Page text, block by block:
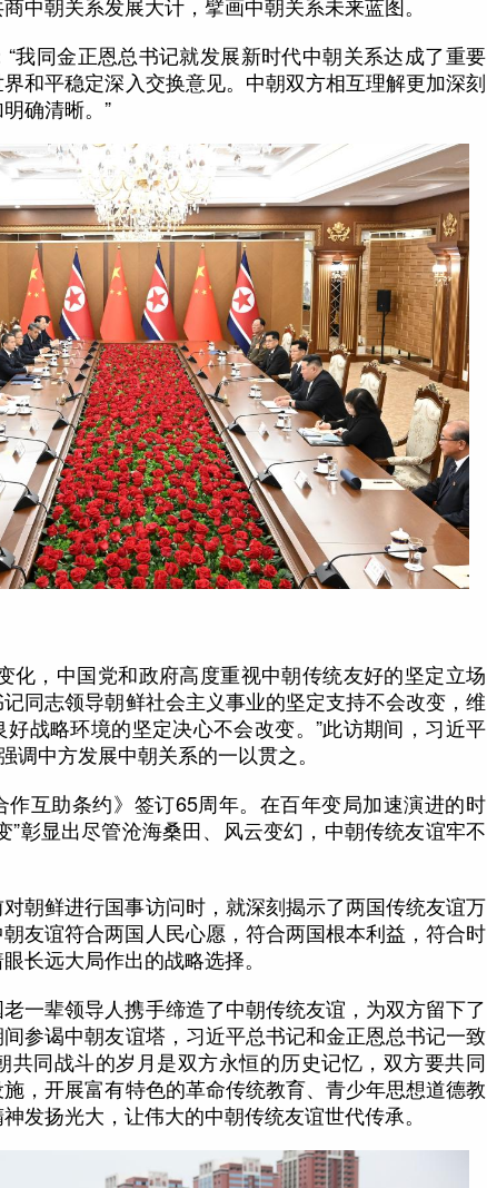
同金正恩总书记就发展新时代中朝关系达成了重要
和平稳定深入交换意见。中朝双方相互理解更加深刻
确清晰。”
，中国党和政府高度重视中朝传统友好的坚定立场
同志领导朝鲜社会主义事业的坚定支持不会改变，维
战略环境的坚定决心不会改变。”此访期间，习近平
调中方发展中朝关系的一以贯之。
互助条约》签订65周年。在百年变局加速演进的时
”彰显出尽管沧海桑田、风云变幻，中朝传统友谊牢不
鲜进行国事访问时，就深刻揭示了两国传统友谊万
友谊符合两国人民心愿，符合两国根本利益，符合时
长远大局作出的战略选择。
辈领导人携手缔造了中朝传统友谊，为双方留下了
参谒中朝友谊塔，习近平总书记和金正恩总书记一致
共同战斗的岁月是双方永恒的历史记忆，双方要共同
，开展富有特色的革命传统教育、青少年思想道德教
发扬光大，让伟大的中朝传统友谊世代传承。